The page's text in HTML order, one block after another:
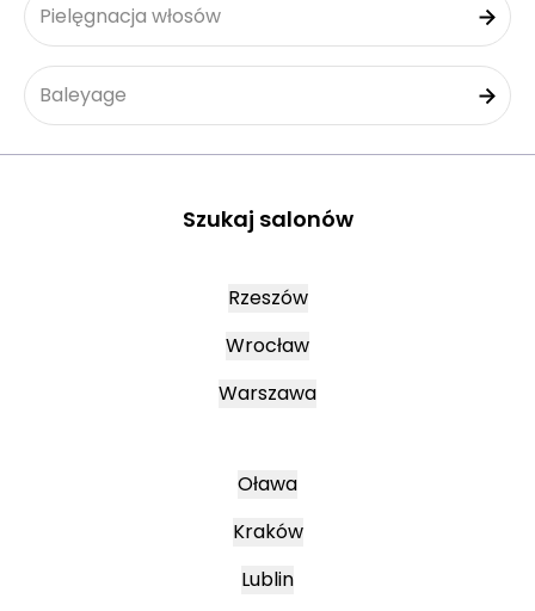
Pielęgnacja włosów
Baleyage
Szukaj salonów
Rzeszów
Wrocław
Warszawa
Oława
Kraków
Lublin